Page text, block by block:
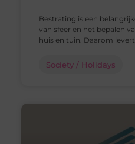
Bestrating is een
van sfeer en het bepalen
huis en tuin. Daarom
Society / Holidays